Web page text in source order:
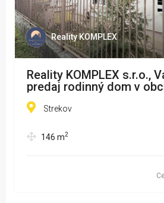
Reality KOMPLEX
Reality KOMPLEX s.r.o.,
predaj rodinný dom v obci Strekove v
okrese Nové Zámky!
Strekov
146 m2